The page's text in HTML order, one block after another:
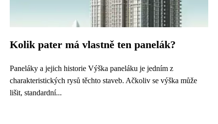
Kolik pater má vlastně ten panelák?
Paneláky a jejich historie Výška paneláku je jedním z
charakteristických rysů těchto staveb. Ačkoliv se výška může
lišit, standardní...